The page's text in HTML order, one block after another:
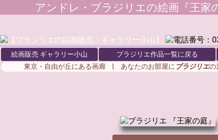
アンドレ・ブラジリエの絵画『王家
絵画販売 ギャラリー小山
ブラジリエ作品一覧に戻る
東京・自由が丘にある画廊 | あなたのお部屋に ブラジリエの